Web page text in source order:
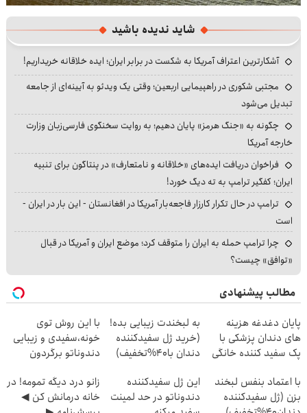
شاید ندیده باشید
آشکارترین اعتراف آمریکا به شکست در برابر ایران؛ ایده خلاقانه خریداریم!
مجتبی شکوری در راهپیمایی اربعین؛ وقتی یک ویدئو به آیینه‌ای از جامعه
تبدیل می‌شود
چگونه به «جنگ هرمز» پایان دهیم؛ به روایت سخنگوی فارسی‌زبان وزارت
خارجه آمریکا
فراخوان دریافت ایده‌های «خلاقانه و نامتعارف» در پنتاگون برای تنبیه
ایران؛ کفگیر ترامپ به ته دیگ خورد!
ترامپ در حال تکرار کارزار فاجعه‌بار آمریکا در افغانستان - این بار در ایران -
است
چرا ترامپ حمله به ایران را متوقف کرد؛ موضع ایران و آمریکا در قبال
«توافق» چیست؟
مطالب پیشنهادی
پایان دغدغه هزینه
های دندان پزشکی با
پک سفید کننده خانگی
به لبخندت زیبایی بده!
(خرید ژل سفیدکننده
دندان با40%تخفیف)
با این روش توی
خونه،سفیدی و زیبایی
دندوناتو برگردون
با اعتماد بنفس لبخند
بزن (ژل سفیدکننده
این ژل سفیدکننده
دندوناتو در حد لمینت
زانو درد دیگه تمومه! در
خانه درمانش کن ◀